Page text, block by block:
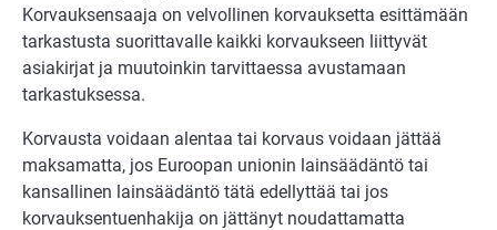
Korvauksensaaja on velvollinen korvauksetta esittämään
tarkastusta suorittavalle kaikki korvaukseen liittyvät
asiakirjat ja muutoinkin tarvittaessa avustamaan
tarkastuksessa.
Korvausta voidaan alentaa tai korvaus voidaan jättää
maksamatta, jos Euroopan unionin lainsäädäntö tai
kansallinen lainsäädäntö tätä edellyttää tai jos
korvauksentuenhakija on jättänyt noudattamatta